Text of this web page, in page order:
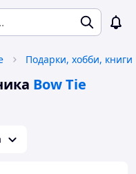
Подарки, хобби, книги
Bow Tie